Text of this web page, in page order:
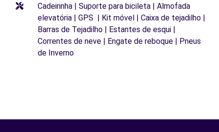
Cadeirinha | Suporte para bicileta | Almofada
elevatória | GPS | Kit móvel | Caixa de tejadilho |
Barras de Tejadilho | Estantes de esqui |
Correntes de neve | Engate de reboque | Pneus
de Inverno